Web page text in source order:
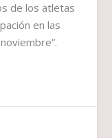
de los atletas
en las